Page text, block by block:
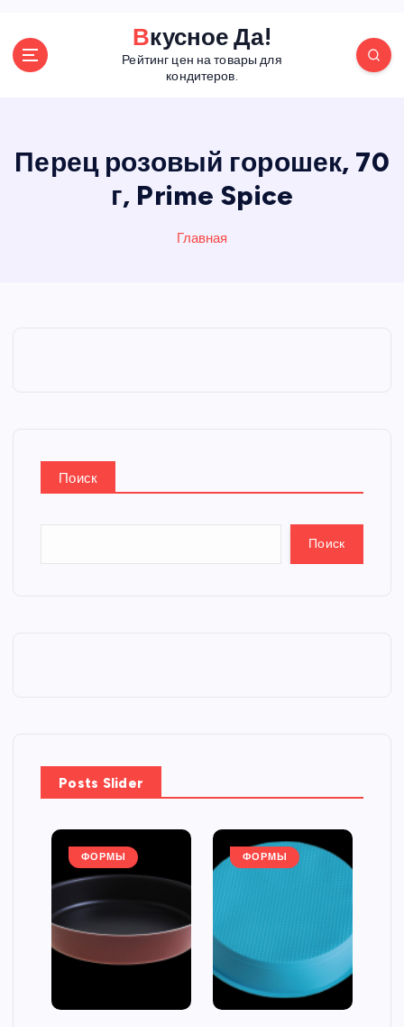
Вкусное Да!
Рейтинг цен на товары для
кондитеров.
Перец розовый горошек, 70
г, Prime Spice
Главная
Поиск
Поиск
Posts Slider
ФОРМЫ ФОРМЫ